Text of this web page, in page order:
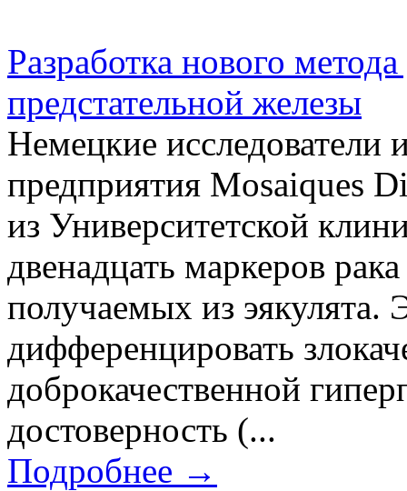
Разработка нового
предстательной железы
Немецкие исследователи
предприятия Mosaiques
из Университетской
двенадцать маркеров
получаемых из эякулята.
дифференцировать
доброкачественной
достоверность (...
Подробнее →